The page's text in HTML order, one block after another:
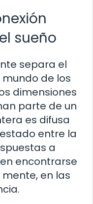
sueño
separa el
de los
dimensiones
parte de un
es difusa
entre la
a
encontrarse
en las